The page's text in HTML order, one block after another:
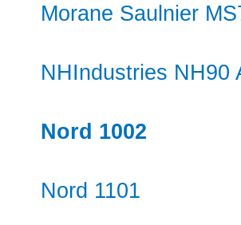
Morane Saulnier
NHIndustries NH90
Nord 1002
Nord 1101